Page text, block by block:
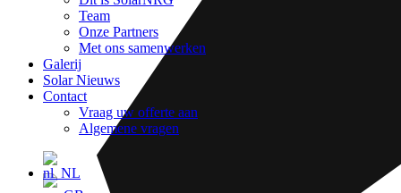
Team
Onze Partners
Met ons samenwerken
Galerij
Solar Nieuws
Contact
Vraag uw offerte aan
Algemene vragen